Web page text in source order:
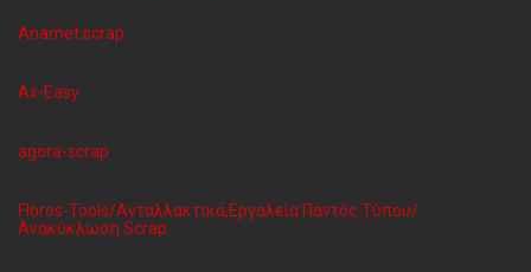
Anamet scrap
Ax-Easy
agora-scrap
Floros-Tools/Ανταλλακτικά,Εργαλεία Παντός Τύπου/
Ανακύκλωση Scrap